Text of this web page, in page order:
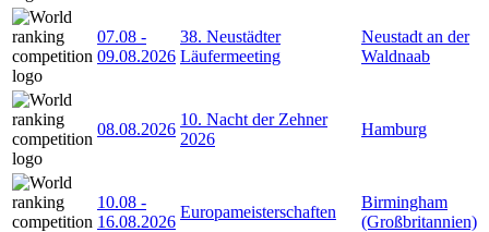
07.08 -
09.08.2026
38. Neustädter
Läufermeeting
Neustadt an der
Waldnaab
08.08.2026
10. Nacht der Zehner
2026
Hamburg
10.08 -
16.08.2026
Europameisterschaften
Birmingham
(Großbritannien)